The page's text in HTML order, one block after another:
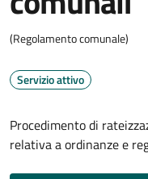
(Regolamento comunale)
Servizio attivo
Procedimento di
relativa a ordinanze e